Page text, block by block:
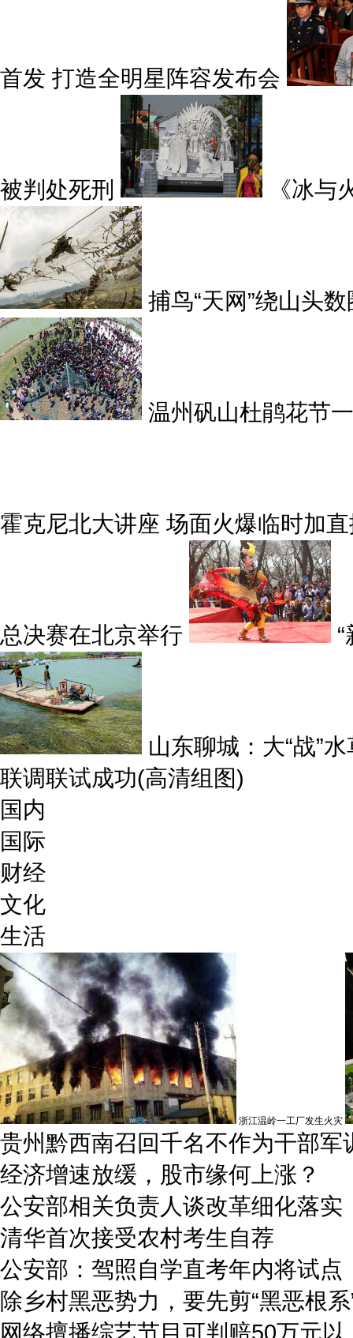
首发 打造全明星阵容发布会
被判处死刑 《冰
捕鸟“天网”绕山头
温州矾山杜鹃花节
霍克尼北大讲座 场面火爆临时加
总决赛在北京举行
山东聊城：大“战”水
联调联试成功(高清组图)
国内
国际
财经
文化
生活
浙江温岭一工厂发生火灾
贵州黔西南召回千名不作为干部军
经济增速放缓，股市缘何上涨？
公安部相关负责人谈改革细化落实
清华首次接受农村考生自荐
公安部：驾照自学直考年内将试点
除乡村黑恶势力，要先剪“黑恶根系
网络擅播综艺节目可判赔50万元以